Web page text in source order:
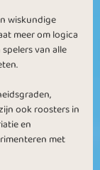
wiskundige
meer om logica
van alle
ook roosters in
en
met